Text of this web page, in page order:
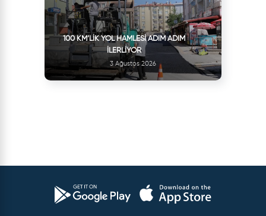
100 KM’LIK YOL HAMLESI ADIM ADIM
İLERLIYOR
3 Ağustos 2026